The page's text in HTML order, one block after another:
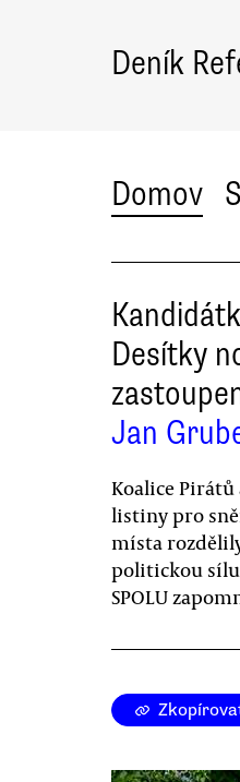
Deník
Domov
Desítky
Jan
Koalice
listiny pro
místa
politickou
SPOLU